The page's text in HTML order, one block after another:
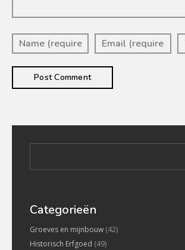
Categorieën
Groeves en mijnbouw (42)
Historisch Erfgoed (49)